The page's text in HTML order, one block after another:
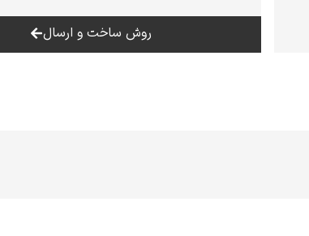
روش ساخت و ارسال